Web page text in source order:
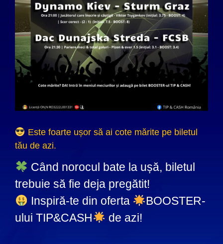
Este foarte ușor să ai cote mărite pe biletul
tău de azi.
Când norocul bate la ușă, biletul
trebuie să fie deja pregătit!
Inspiră-te din oferta
BOOSTER-
ului TIP&CASH
de azi!